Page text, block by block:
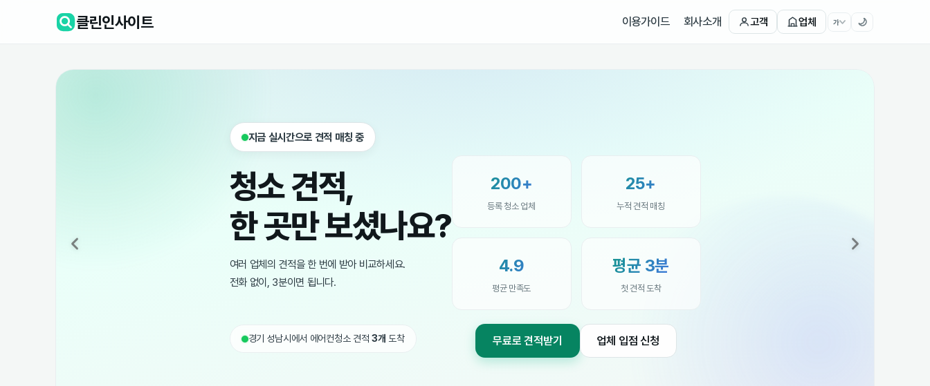
클린인사이트 이용가이드 회사소개 고객 업체 가 🌙
지금 실시간으로 견적 매칭 중
청소 견적,
한 곳만 보셨나요?
여러 업체의 견적을 한 번에 받아 비교하세요.
전화 없이, 3분이면 됩니다.
경기 성남시에서 에어컨청소 견적3개 도착
200+
등록 청소 업체
25+
누적 견적 매칭
4.9
평균 만족도
평균 3분
첫 견적 도착
무료로 견적받기 업체 입점 신청